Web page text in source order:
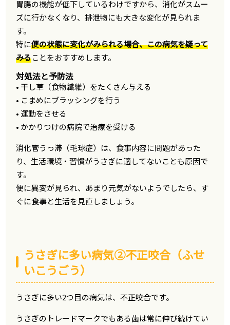
胃腸の機能が低下しているわけですから、消化がスムー
ズに行かなくなり、排泄物にも大きな変化が見られま
す。
特に便の状態に変化がみられる場合、この病気を疑って
みることをおすすめします。
対処法と予防法
• 干し草（食物繊維）をたくさん与える
• こまめにブラッシングを行う
• 運動をさせる
• かかりつけの病院で治療を受ける
消化管うっ滞（毛球症）は、食事内容に問題があった
り、生活環境・習慣がうさぎに適してないことも原因で
す。
便に異変が見られ、あまり元気がないようでしたら、す
ぐに食事と生活を見直しましょう。
うさぎに多い病気②不正咬合（ふせ
いこうごう）
うさぎに多い2つ目の病気は、不正咬合です。
うさぎのトレードマークでもある歯は常に伸び続けてい